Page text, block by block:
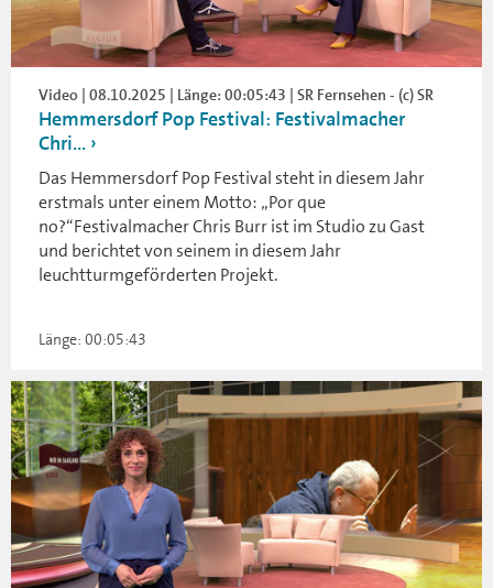
Video | 08.10.2025 | Länge: 00:05:43 | SR Fernsehen - (c) SR
Hemmersdorf Pop Festival: Festivalmacher
Chri...
Das Hemmersdorf Pop Festival steht in diesem Jahr
erstmals unter einem Motto: „Por que
no?“Festivalmacher Chris Burr ist im Studio zu Gast
und berichtet von seinem in diesem Jahr
leuchtturmgeförderten Projekt.
Länge: 00:05:43